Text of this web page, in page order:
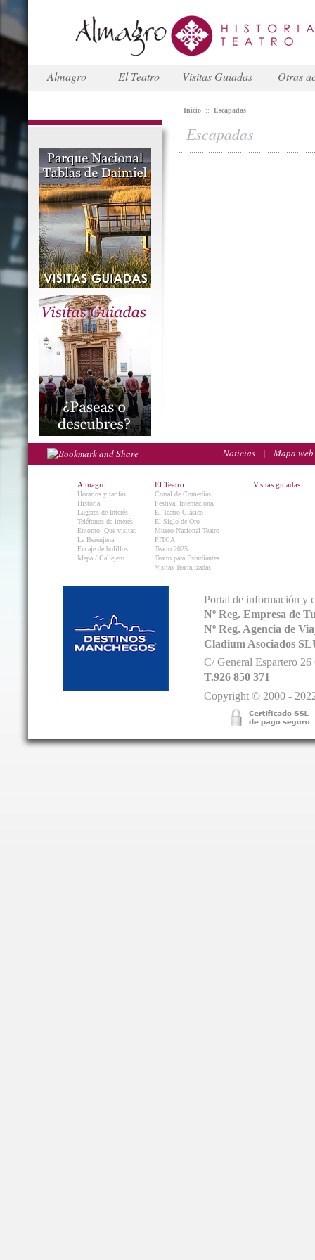
Almagro El Teatro Visitas Guiadas Otras
Inicio :: Escapadas
Escapadas
Noticias | Mapa web
Almagro
Horarios y tarifas
Historia
Lugares de Interés
Teléfonos de interés
Entorno. Que visitar.
La Berenjena
Encaje de bolillos
Mapa / Callejero
El Teatro
Corral de Comedias
Festival Internacional
El Teatro Clásico
El Siglo de Oro
Museo Nacional Teatro
FITCA
Teatro 2025
Teatro para Estudiantes
Visitas Teatralizadas
Visitas guiadas
Portal de información y
Nº Reg. Empresa de
Nº Reg. Agencia de
Cladium Asociados
C/ General Espartero
T.926 850 371
Copyright © 2000 -